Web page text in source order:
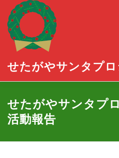
ッ
せたがやサンタプロ
三茶にサンタがやってくる2025
せたがやサンタプ
活動報告